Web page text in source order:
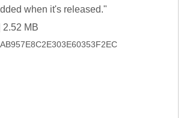
when it's released."
| 2.52 MB